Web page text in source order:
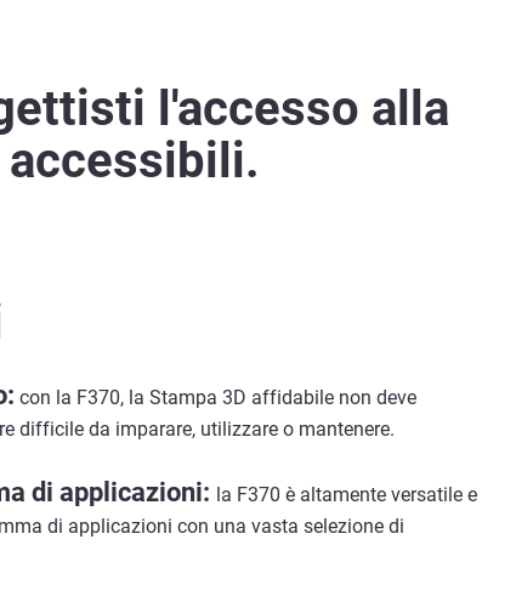
l'accesso alla
con la F370, la Stampa 3D affidabile non deve
difficile da imparare, utilizzare o mantenere.
di applicazioni: la F370 è altamente versatile e
di applicazioni con una vasta selezione di